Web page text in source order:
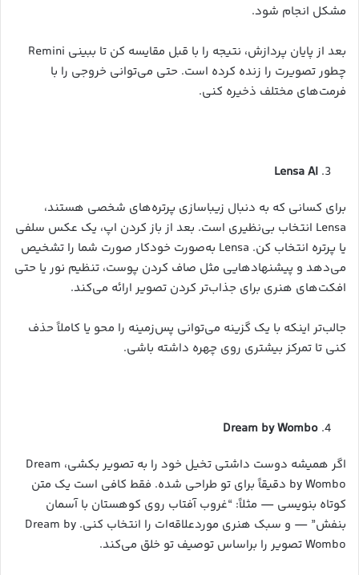
مشکل انجام شود.
بعد از پایان پردازش، نتیجه را با قبل مقایسه کن تا ببینی Remini
چطور تصویرت را زنده کرده است. حتی می‌توانی خروجی را با
فرمت‌های مختلف ذخیره کنی.
Lensa AI
برای کسانی که به دنبال زیباسازی پرتره‌های شخصی هستند،
Lensa انتخاب بی‌نظیری است. بعد از باز کردن اپ، یک عکس سلفی
یا پرتره انتخاب کن. Lensa به‌صورت خودکار صورت شما را تشخیص
می‌دهد و پیشنهادهایی مثل صاف کردن پوست، تنظیم نور یا حتی
افکت‌های هنری برای جذاب‌تر کردن تصویر ارائه می‌کند.
جالب‌تر اینکه با یک گزینه می‌توانی پس‌زمینه را محو یا کاملاً حذف
کنی تا تمرکز بیشتری روی چهره داشته باشی.
Dream by Wombo
اگر همیشه دوست داشتی تخیل خود را به تصویر بکشی، Dream
by Wombo دقیقاً برای تو طراحی شده. فقط کافی است یک متن
کوتاه بنویسی — مثلاً: “غروب آفتاب روی کوهستان با آسمان
بنفش” — و سبک هنری موردعلاقه‌ات را انتخاب کنی. Dream by
Wombo تصویر را براساس توصیف تو خلق می‌کند.